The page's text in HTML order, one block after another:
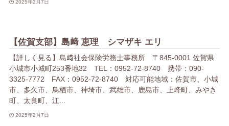
2025年2月7日
【佐賀支部】島﨑 恵理 シマザキ エリ
【詳しく見る】島﨑社会保険労務士事務所 〒845-0001 佐賀県
小城市小城町253番地32 TEL：0952-72-8740 携帯：090-
3325-7772 FAX：0952-72-8740 対応可能地域：佐賀市、小城
市、多久市、鳥栖市、神埼市、武雄市、鹿島市、上峰町、みやき
町、太良町、江...
2025年2月7日